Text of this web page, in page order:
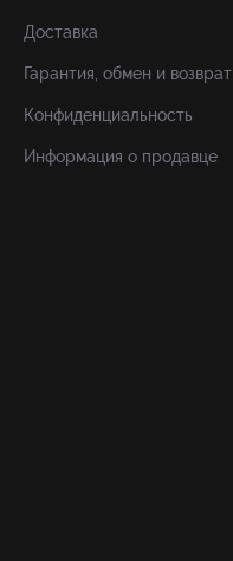
Доставка
Гарантия, обмен и возврат
Конфиденциальность
Информация о продавце